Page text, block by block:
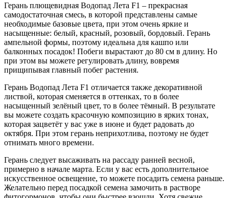
Герань плющевидная Водопад Лета F1 – прекрасная
самодостаточная смесь, в которой представлены самые
необходимые базовые цвета, при этом очень яркие и
насыщенные: белый, красный, розовый, бордовый. Герань
ампельной формы, поэтому идеальна для кашпо или
балконных посадок! Побеги вырастают до 80 см в длину. Но
при этом вы можете регулировать длину, вовремя
прищипывая главный побег растения.
Герань Водопад Лета F1 отличается также декоративной
листвой, которая сменяется в оттенках, то в более
насыщенный зелёный цвет, то в более тёмный. В результате
вы можете создать красочную композицию в ярких тонах,
которая зацветёт у вас уже в июне и будет радовать до
октября. При этом герань неприхотлива, поэтому не будет
отнимать много времени.
Герань следует высаживать на рассаду ранней весной,
примерно в начале марта. Если у вас есть дополнительное
искусственное освещение, то можете посадить семена раньше.
Желательно перед посадкой семена замочить в растворе